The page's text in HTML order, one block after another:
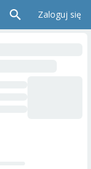
Zaloguj się